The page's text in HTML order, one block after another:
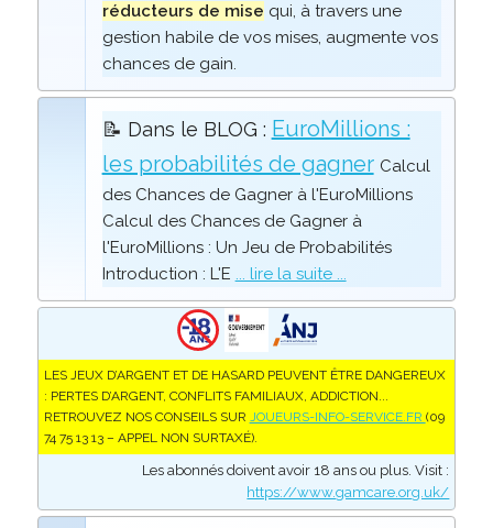
réducteurs de mise qui, à travers une
gestion habile de vos mises, augmente vos
chances de gain.
📝 Dans le BLOG : EuroMillions :
les probabilités de gagner Calcul
des Chances de Gagner à l'EuroMillions
Calcul des Chances de Gagner à
l'EuroMillions : Un Jeu de Probabilités
Introduction : L'E ... lire la suite ...
LES JEUX D’ARGENT ET DE HASARD PEUVENT ÊTRE DANGEREUX
: PERTES D’ARGENT, CONFLITS FAMILIAUX, ADDICTION...
RETROUVEZ NOS CONSEILS SUR JOUEURS-INFO-SERVICE.FR (09
74 75 13 13 – APPEL NON SURTAXÉ).
Les abonnés doivent avoir 18 ans ou plus. Visit :
https://www.gamcare.org.uk/